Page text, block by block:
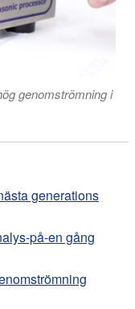
genomströmning i
generations
på-en gång